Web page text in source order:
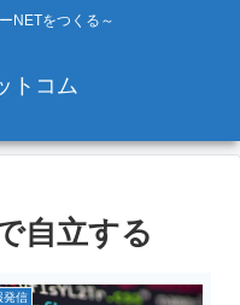
NETをつくる～
トコム
自立する
発信